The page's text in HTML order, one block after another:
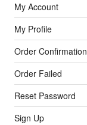
My Account
My Profile
Order Confirmation
Order Failed
Reset Password
Sign Up